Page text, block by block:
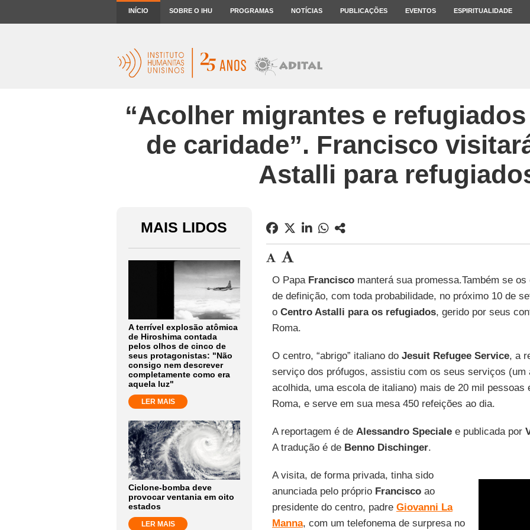
INÍCIO SOBRE O IHU PROGRAMAS NOTÍCIAS PUBLICAÇÕES EVENTOS ESPIRITUALIDADE
“Acolher migrantes e
de caridade”. Francisco
Astalli para
MAIS LIDOS
A terrível explosão atômica
de Hiroshima contada
pelos olhos de cinco de
seus protagonistas: "Não
consigo nem descrever
completamente como era
aquela luz"
LER MAIS
Ciclone-bomba deve
provocar ventania em oito
estados
LER MAIS
O Papa Franciscomanterá sua promessa.Também se
de definição, com toda probabilidade, no próximo 10 de
o Centro Astalli para os refugiados, gerido por seus
Roma.
O centro, “abrigo” italiano do Jesuit Refugee Service, a
serviço dos prófugos, assistiu com os seus serviços (um
acolhida, uma escola de italiano) mais de 20 mil pessoas
Roma, e serve em sua mesa 450 refeições ao dia.
A reportagem é de Alessandro Specialee publicada por
A tradução é deBenno Dischinger.
A visita, de forma privada, tinha sido
anunciada pelo próprio Franciscoao
presidente do centro, padre Giovanni La
Manna, com um telefonema de surpresa no